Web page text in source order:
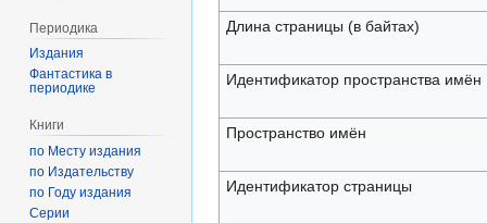
Длина страницы (в байтах)
Идентификатор пространства имён
Пространство имён
Идентификатор страницы
Периодика
Издания
Фантастика в
периодике
Книги
по Месту издания
по Издательству
по Году издания
Серии